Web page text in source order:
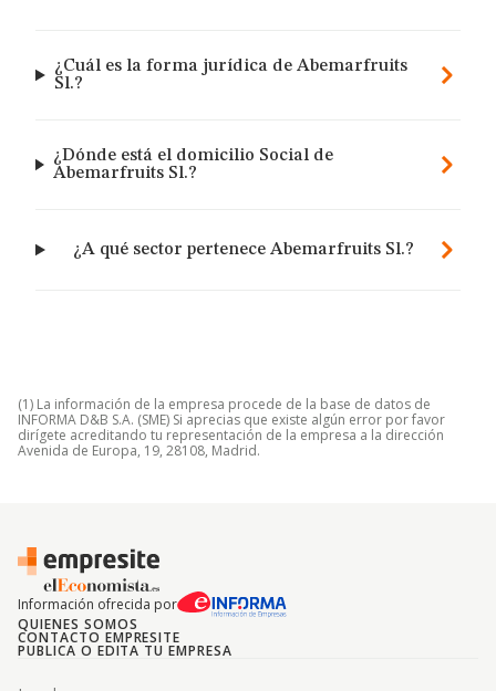
¿Cuál es la forma jurídica de Abemarfruits
Sl.?
¿Dónde está el domicilio Social de
Abemarfruits Sl.?
¿A qué sector pertenece Abemarfruits Sl.?
(1) La información de la empresa procede de la base de datos de
INFORMA D&B S.A. (SME) Si aprecias que existe algún error por favor
dirígete acreditando tu representación de la empresa a la dirección
Avenida de Europa, 19, 28108, Madrid.
Información ofrecida por
QUIENES SOMOS
CONTACTO EMPRESITE
PUBLICA O EDITA TU EMPRESA